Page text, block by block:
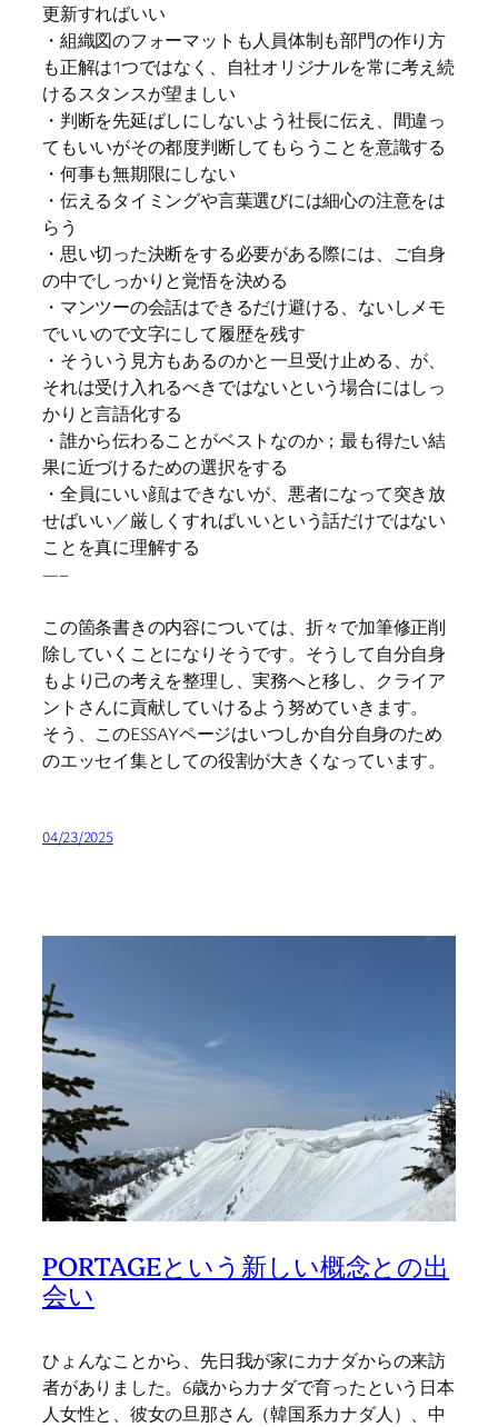
更新すればいい
・組織図のフォーマットも人員体制も部門の作り方
も正解は1つではなく、自社オリジナルを常に考え続
けるスタンスが望ましい
・判断を先延ばしにしないよう社長に伝え、間違っ
てもいいがその都度判断してもらうことを意識する
・何事も無期限にしない
・伝えるタイミングや言葉選びには細心の注意をは
らう
・思い切った決断をする必要がある際には、ご自身
の中でしっかりと覚悟を決める
・マンツーの会話はできるだけ避ける、ないしメモ
でいいので文字にして履歴を残す
・そういう見方もあるのかと一旦受け止める、が、
それは受け入れるべきではないという場合にはしっ
かりと言語化する
・誰から伝わることがベストなのか；最も得たい結
果に近づけるための選択をする
・全員にいい顔はできないが、悪者になって突き放
せばいい／厳しくすればいいという話だけではない
ことを真に理解する
—–
この箇条書きの内容については、折々で加筆修正削
除していくことになりそうです。そうして自分自身
もより己の考えを整理し、実務へと移し、クライア
ントさんに貢献していけるよう努めていきます。
そう、このESSAYページはいつしか自分自身のため
のエッセイ集としての役割が大きくなっています。
04/23/2025
PORTAGEという新しい概念との出
会い
ひょんなことから、先日我が家にカナダからの来訪
者がありました。6歳からカナダで育ったという日本
人女性と、彼女の旦那さん（韓国系カナダ人）、中